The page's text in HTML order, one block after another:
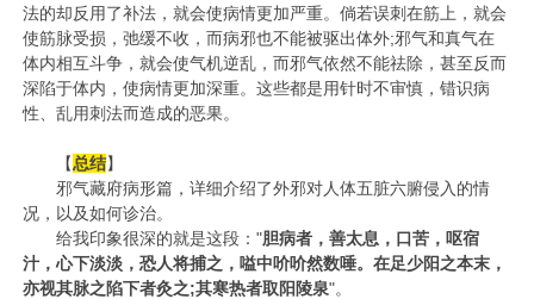
法的却反用了补法，就会使病情更加严重。倘若误刺在筋上，就会
使筋脉受损，弛缓不收，而病邪也不能被驱出体外;邪气和真气在
体内相互斗争，就会使气机逆乱，而邪气依然不能祛除，甚至反而
深陷于体内，使病情更加深重。这些都是用针时不审慎，错识病
性、乱用刺法而造成的恶果。
【总结】
邪气藏府病形篇，详细介绍了外邪对人体五脏六腑侵入的情
况，以及如何诊治。
给我印象很深的就是这段："胆病者，善太息，口苦，呕宿
汁，心下淡淡，恐人将捕之，嗌中吤吤然数唾。在足少阳之本末，
亦视其脉之陷下者灸之;其寒热者取阳陵泉"。